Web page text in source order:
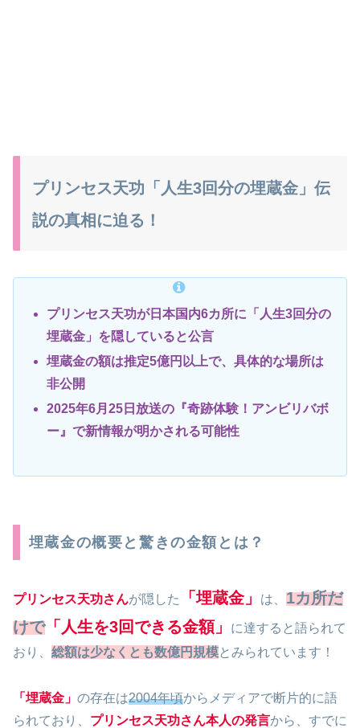
プリンセス天功「人生3回分の埋蔵金」伝
説の真相に迫る！
プリンセス天功が日本国内6カ所に「人生3回分の
埋蔵金」を隠していると公言
埋蔵金の額は推定5億円以上で、具体的な場所は
非公開
2025年6月25日放送の『奇跡体験！アンビリバボ
ー』で新情報が明かされる可能性
埋蔵金の概要と驚きの金額とは？
プリンセス天功さんが隠した 「埋蔵金」 は、 1カ所だ
けで「人生を3回できる金額」
に達すると語られて
おり、 総額は少なくとも数億円規模とみられています！
「埋蔵金」 の存在は2004年頃からメディアで断片的に語
られており、 プリンセス天功さん本人の発言から、すでに